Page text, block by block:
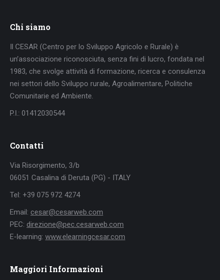
Chi siamo
Il CESAR (Centro per lo Sviluppo Agricolo e Rurale) è
un’associazione riconosciuta, senza fini di lucro, fondata nel
1983, che svolge attività di formazione, ricerca e consulenza
nei settori dello Sviluppo rurale, Agroalimentare, Politiche
Comunitarie ed Ambiente.
P.I.: 01412030544
Contatti
Via Risorgimento, 3/b
06051 Casalina di Deruta (PG) - ITALY
Tel: +39 075 972 4274
Email: cesar@cesarweb.com
PEC: direzione@pec.cesarweb.com
E-learning: www.elearningcesar.com
Maggiori Informazioni